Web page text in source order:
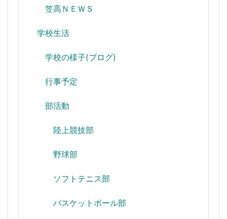
笠高ＮＥＷＳ
学校生活
学校の様子(ブログ)
行事予定
部活動
陸上競技部
野球部
ソフトテニス部
バスケットボール部